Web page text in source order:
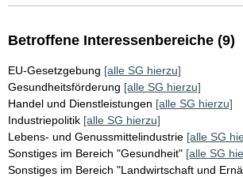
Betroffene Interessenbereiche (9)
EU-Gesetzgebung [alle SG hierzu]
Gesundheitsförderung [alle SG hierzu]
Handel und Dienstleistungen [alle SG hierzu]
Industriepolitik [alle SG hierzu]
Lebens- und Genussmittelindustrie [alle SG
Sonstiges im Bereich "Gesundheit" [alle SG
Sonstiges im Bereich "Landwirtschaft und